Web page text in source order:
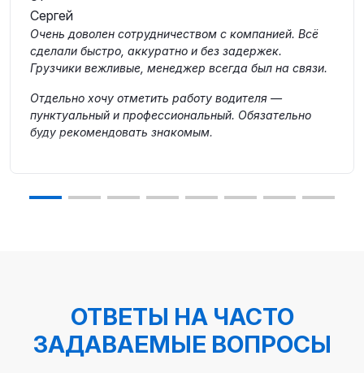
Очень доволен сотрудничеством с компанией. Всё
сделали быстро, аккуратно и без задержек.
Грузчики вежливые, менеджер всегда был на связи.
Отдельно хочу отметить работу водителя —
пунктуальный и профессиональный. Обязательно
буду рекомендовать знакомым.
ОТВЕТЫ НА ЧАСТО
ЗАДАВАЕМЫЕ ВОПРОСЫ